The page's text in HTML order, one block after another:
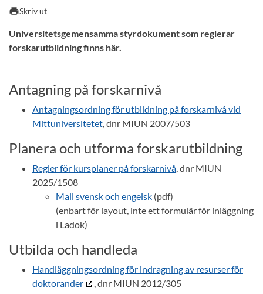
Kurser och program
printSkriv ut
Universitetsgemensamma styrdokument som reglerar
forskarutbildning finns här.
Antagning på forskarnivå
Antagningsordning för utbildning på forskarnivå vid
Mittuniversitetet, dnr MIUN 2007/503
Planera och utforma forskarutbildning
Regler för kursplaner på forskarnivå, dnr MIUN
2025/1508
Mall svensk och engelsk (pdf)
(enbart för layout, inte ett formulär för inläggning
i Ladok)
Utbilda och handleda
Handläggningsordning för indragning av resurser för
doktorander
, dnr MIUN 2012/305